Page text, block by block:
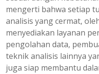
mengerti bahwa setiap
analisis yang cermat,
menyediakan layanan
pengolahan data,
teknik analisis lainnya
juga siap membantu